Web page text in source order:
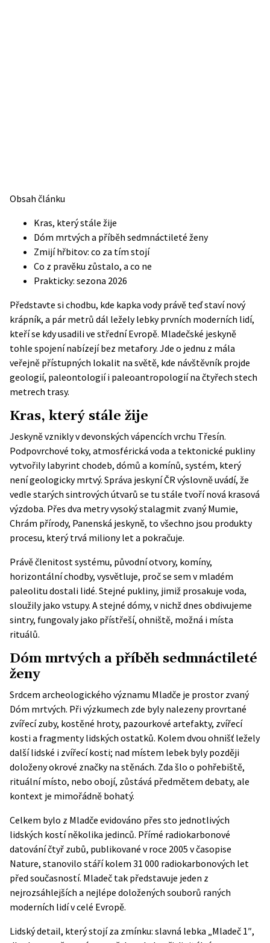
Obsah článku
Kras, který stále žije
Dóm mrtvých a příběh sedmnáctileté ženy
Zmijí hřbitov: co za tím stojí
Co z pravěku zůstalo, a co ne
Prakticky: sezona 2026
Představte si chodbu, kde kapka vody právě teď staví nový
krápník, a pár metrů dál ležely lebky prvních moderních lidí,
kteří se kdy usadili ve střední Evropě. Mladečské jeskyně
tohle spojení nabízejí bez metafory. Jde o jednu z mála
veřejně přístupných lokalit na světě, kde návštěvník projde
geologií, paleontologií i paleoantropologií na čtyřech stech
metrech trasy.
Kras, který stále žije
Jeskyně vznikly v devonských vápencích vrchu Třesín.
Podpovrchové toky, atmosférická voda a tektonické pukliny
vytvořily labyrint chodeb, dómů a komínů, systém, který
není geologicky mrtvý. Správa jeskyní ČRvýslovně uvádí, že
vedle starých sintrových útvarů se tu stále tvoří nová krasová
výzdoba. Přes dva metry vysoký stalagmit zvaný Mumie,
Chrám přírody, Panenská jeskyně, to všechno jsou produkty
procesu, který trvá miliony let a pokračuje.
Právě členitost systému, původní otvory, komíny,
horizontální chodby, vysvětluje, proč se sem v mladém
paleolitu dostali lidé. Stejné pukliny, jimiž prosakuje voda,
sloužily jako vstupy. A stejné dómy, v nichž dnes obdivujeme
sintry, fungovaly jako přístřeší, ohniště, možná i místa
rituálů.
Dóm mrtvých a příběh sedmnáctileté
ženy
Srdcem archeologického významu Mladče je prostor zvaný
Dóm mrtvých. Při výzkumech zde byly nalezeny provrtané
zvířecí zuby, kostěné hroty, pazourkové artefakty, zvířecí
kosti a fragmenty lidských ostatků. Kolem dvou ohnišť ležely
další lidské i zvířecí kosti; nad místem lebek byly později
doloženy okrové značky na stěnách. Zda šlo o pohřebiště,
rituální místo, nebo obojí, zůstává předmětem debaty, ale
kontext je mimořádně bohatý.
Celkem bylo z Mladče evidováno přes sto jednotlivých
lidských kostí několika jedinců. Přímé radiokarbonové
datování čtyř zubů, publikované v roce 2005 v časopise
Nature, stanovilo stáří kolem 31 000 radiokarbonových let
před současností. Mladeč tak představuje jeden z
nejrozsáhlejších a nejlépe doložených souborů raných
moderních lidí v celé Evropě.
Lidský detail, který stojí za zmínku: slavná lebka „Mladeč 1″,